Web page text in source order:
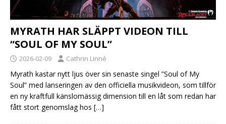
MYRATH HAR SLÄPPT VIDEON TILL
“SOUL OF MY SOUL”
2026-02-09 Cathrin Linné
Myrath kastar nytt ljus över sin senaste singel ”Soul of My
Soul” med lanseringen av den officiella musikvideon, som tillför
en ny kraftfull känslomässig dimension till en låt som redan har
fått stort genomslag hos […]